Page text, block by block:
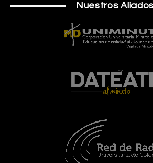
Nuestros Aliados